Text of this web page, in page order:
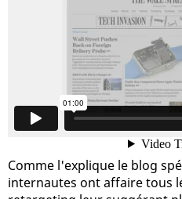
Comme l'explique le blog
internautes ont affaire tous